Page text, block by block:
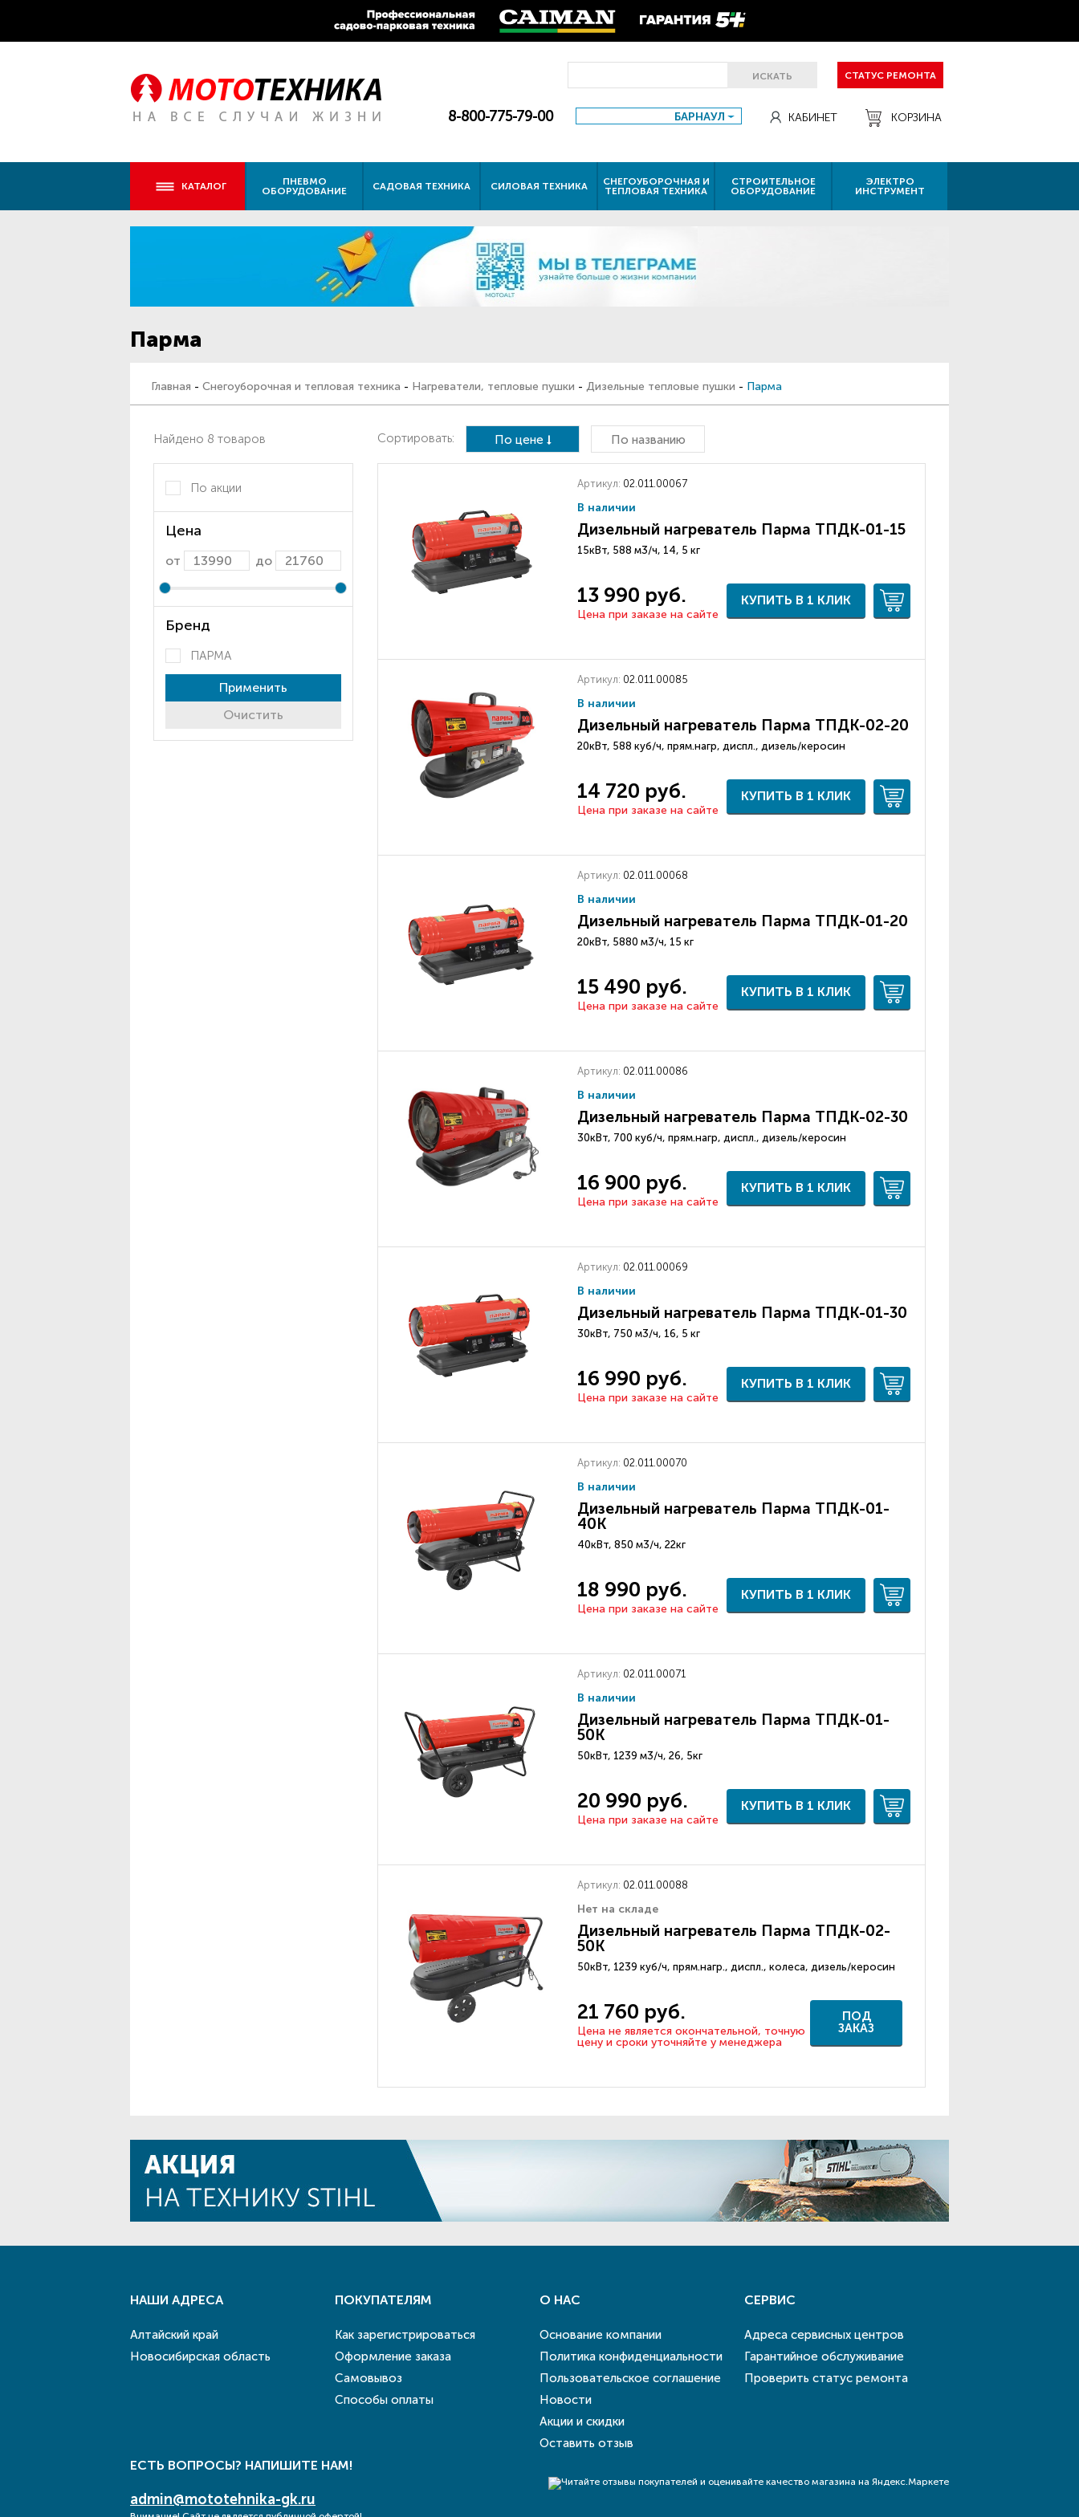
ИСКАТЬ СТАТУС РЕМОНТА
8-800-775-79-00 БАРНАУЛ КАБИНЕТ КОРЗИНА
КАТАЛОГ
ПНЕВМО
ОБОРУДОВАНИЕ
САДОВАЯ ТЕХНИКА СИЛОВАЯ ТЕХНИКА
СНЕГОУБОРОЧНАЯ И
ТЕПЛОВАЯ ТЕХНИКА
СТРОИТЕЛЬНОЕ
ОБОРУДОВАНИЕ
ЭЛЕКТРО
ИНСТРУМЕНТ
Парма
Главная - Снегоуборочная и тепловая техника - Нагреватели, тепловые пушки - Дизельные тепловые пушки - Парма
Найдено 8 товаров
По акции
Цена
от до
Бренд
ПАРМА
Применить
Очистить
Сортировать: По цене По названию
Артикул: 02.011.00067
В наличии
Дизельный нагреватель Парма ТПДК-01-15
15кВт, 588 м3/ч, 14, 5 кг
13 990 руб.
Цена при заказе на сайте
КУПИТЬ В 1 КЛИК
Артикул: 02.011.00085
В наличии
Дизельный нагреватель Парма ТПДК-02-20
20кВт, 588 куб/ч, прям.нагр, диспл., дизель/керосин
14 720 руб.
Цена при заказе на сайте
КУПИТЬ В 1 КЛИК
Артикул: 02.011.00068
В наличии
Дизельный нагреватель Парма ТПДК-01-20
20кВт, 5880 м3/ч, 15 кг
15 490 руб.
Цена при заказе на сайте
КУПИТЬ В 1 КЛИК
Артикул: 02.011.00086
В наличии
Дизельный нагреватель Парма ТПДК-02-30
30кВт, 700 куб/ч, прям.нагр, диспл., дизель/керосин
16 900 руб.
Цена при заказе на сайте
КУПИТЬ В 1 КЛИК
Артикул: 02.011.00069
В наличии
Дизельный нагреватель Парма ТПДК-01-30
30кВт, 750 м3/ч, 16, 5 кг
16 990 руб.
Цена при заказе на сайте
КУПИТЬ В 1 КЛИК
Артикул: 02.011.00070
В наличии
Дизельный нагреватель Парма ТПДК-01-
40K
40кВт, 850 м3/ч, 22кг
18 990 руб.
Цена при заказе на сайте
КУПИТЬ В 1 КЛИК
Артикул: 02.011.00071
В наличии
Дизельный нагреватель Парма ТПДК-01-
50K
50кВт, 1239 м3/ч, 26, 5кг
20 990 руб.
Цена при заказе на сайте
КУПИТЬ В 1 КЛИК
Артикул: 02.011.00088
Нет на складе
Дизельный нагреватель Парма ТПДК-02-
50K
50кВт, 1239 куб/ч, прям.нагр., диспл., колеса, дизель/керосин
21 760 руб.
Цена не является окончательной, точную
цену и сроки уточняйте у менеджера
ПОД
ЗАКАЗ
НАШИ АДРЕСА
Алтайский край
Новосибирская область
ПОКУПАТЕЛЯМ
Как зарегистрироваться
Оформление заказа
Самовывоз
Способы оплаты
О НАС
Основание компании
Политика конфиденциальности
Пользовательское соглашение
Новости
Акции и скидки
Оставить отзыв
СЕРВИС
Адреса сервисных центров
Гарантийное обслуживание
Проверить статус ремонта
ЕСТЬ ВОПРОСЫ? НАПИШИТЕ НАМ!
admin@mototehnika-gk.ru